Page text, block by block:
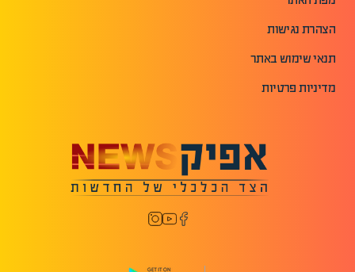
הצהרת נגישות
תנאי שימוש באתר
מדיניות פרטיות